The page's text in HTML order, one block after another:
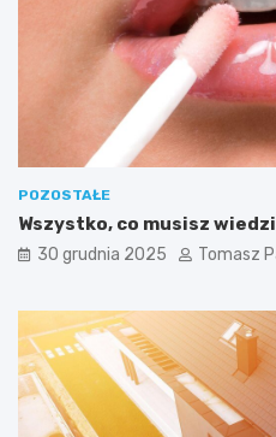
P
l
a
f
f
POZOSTAŁE
Wszystko, co musisz
30 grudnia 2025 Tomasz